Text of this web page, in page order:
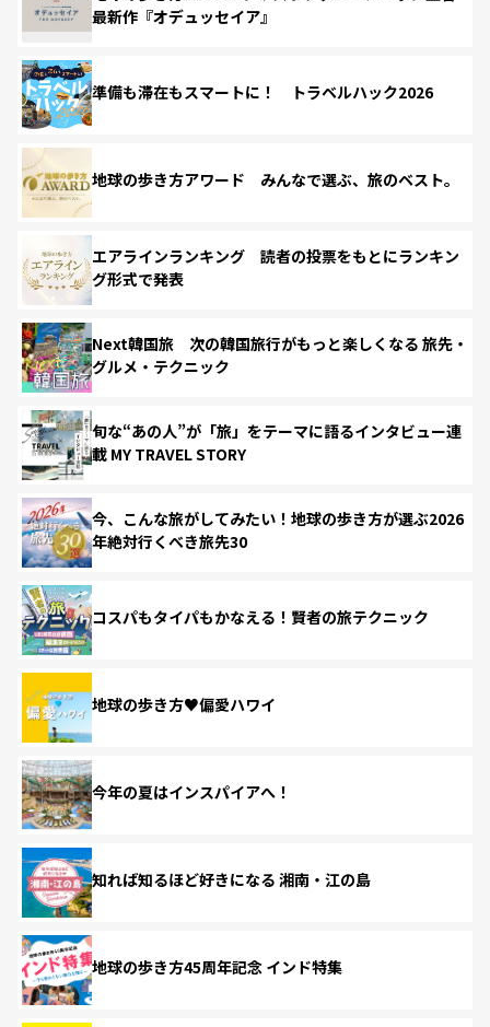
最新作『オデュッセイア』
準備も滞在もスマートに！ トラベルハック2026
地球の歩き方アワード みんなで選ぶ、旅のベスト。
エアラインランキング 読者の投票をもとにランキン
グ形式で発表
Next韓国旅 次の韓国旅行がもっと楽しくなる 旅先・
グルメ・テクニック
旬な“あの人”が「旅」をテーマに語るインタビュー連
載 MY TRAVEL STORY
今、こんな旅がしてみたい！地球の歩き方が選ぶ2026
年絶対行くべき旅先30
コスパもタイパもかなえる！賢者の旅テクニック
地球の歩き方♥偏愛ハワイ
今年の夏はインスパイアへ！
知れば知るほど好きになる 湘南・江の島
地球の歩き方45周年記念 インド特集